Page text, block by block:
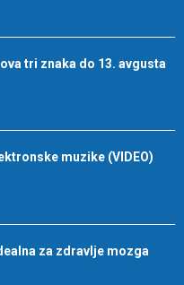
tri znaka do 13. avgusta
muzike (VIDEO)
za zdravlje mozga